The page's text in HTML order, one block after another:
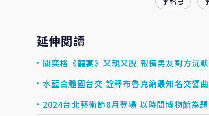
延伸閱讀
閻奕格《囍宴》又親又脫 報備男友對方沉
水藍合體國台交 詮釋布魯克納最知名交響
2024台北藝術節8月登場 以時間博物館為